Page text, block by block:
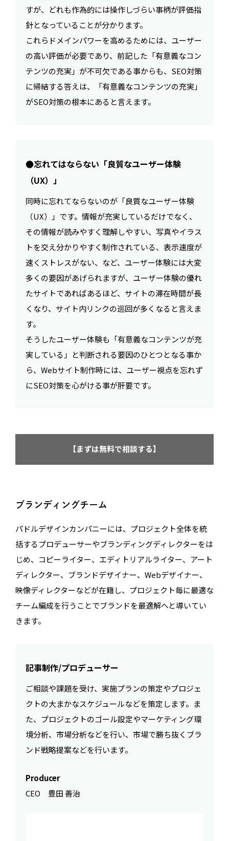
すが、どれも作為的には操作しづらい事柄が評価指
針となっていることが分かります。
これらドメインパワーを高めるためには、ユーザー
の高い評価が必要であり、前記した「有意義なコン
テンツの充実」が不可欠である事からも、SEO対策
に帰結する答えは、「有意義なコンテンツの充実」
がSEO対策の根本にあると言えます。
●忘れてはならない「良質なユーザー体験
（UX）」
同時に忘れてならないのが「良質なユーザー体験
（UX）」です。情報が充実しているだけでなく、
その情報が読みやすく理解しやすい、写真やイラス
トを交え分かりやすく制作されている、表示速度が
速くストレスがない、など、ユーザー体験には大変
多くの要因があげられますが、ユーザー体験の優れ
たサイトであればあるほど、サイトの滞在時間が長
くなり、サイト内リンクの巡回が多くなると言えま
す。
そうしたユーザー体験も「有意義なコンテンツが充
実している」と判断される要因のひとつとなる事か
ら、Webサイト制作時には、ユーザー視点を忘れず
にSEO対策を心がける事が肝要です。
【まずは無料で相談する】
ブランディングチーム
パドルデザインカンパニーには、プロジェクト全体を統
括するプロデューサーやブランディングディレクターをは
じめ、コピーライター、エディトリアルライター、アート
ディレクター、ブランドデザイナー、Webデザイナー、
映像ディレクターなどが在籍し、プロジェクト毎に最適な
チーム編成を行うことでブランドを最適解へと導いてい
きます。
記事制作/プロデューサー
ご相談や課題を受け、実施プランの策定やプロジェ
クトの大まかなスケジュールなどを策定します。ま
た、プロジェクトのゴール設定やマーケティング環
境分析、市場分析などを行い、市場で勝ち抜くブラ
ンド戦略提案などを行います。
Producer
CEO 豊田 善治